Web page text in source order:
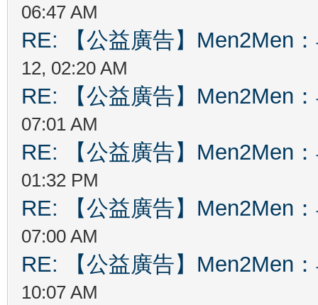
06:47 AM
RE: 【公益廣告】Men2Men
12, 02:20 AM
RE: 【公益廣告】Men2Men
07:01 AM
RE: 【公益廣告】Men2Men
01:32 PM
RE: 【公益廣告】Men2Men
07:00 AM
RE: 【公益廣告】Men2Men
10:07 AM